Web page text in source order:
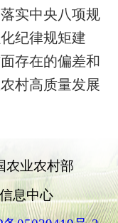
实中央八项规
纪律规矩建
存在的偏差和
村高质量发展
农业农村部
息中心